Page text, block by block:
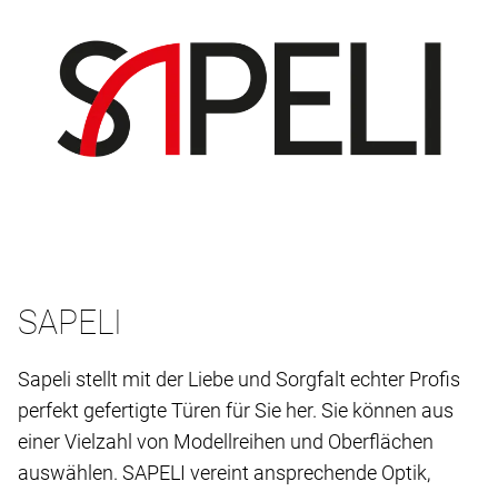
SAPELI
Sapeli stellt mit der Liebe und Sorgfalt echter Profis
perfekt gefertigte Türen für Sie her. Sie können aus
einer Vielzahl von Modellreihen und Oberflächen
auswählen. SAPELI vereint ansprechende Optik,